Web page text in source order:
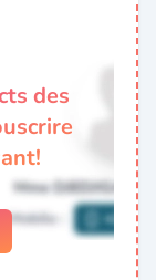
des